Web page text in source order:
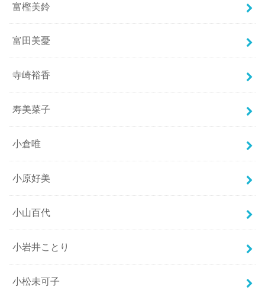
富樫美鈴
富田美憂
寺崎裕香
寿美菜子
小倉唯
小原好美
小山百代
小岩井ことり
小松未可子